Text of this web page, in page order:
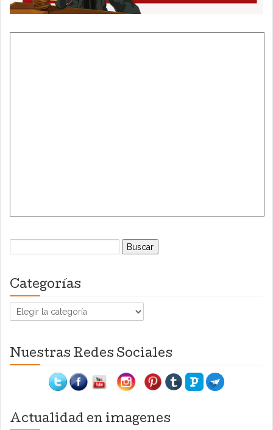
Buscar:
Categorías
Categorías
Nuestras Redes Sociales
Actualidad en imagenes